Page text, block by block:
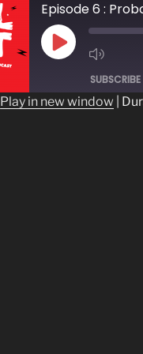
Episode 6 :
Play
SUBSCRIBE
Play in new window